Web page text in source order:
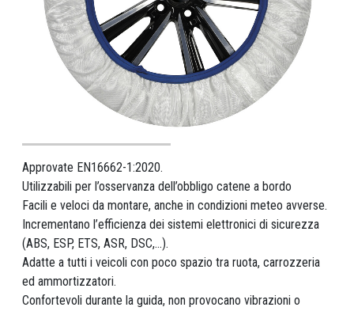
Approvate EN16662-1:2020.
Utilizzabili per l’osservanza dell’obbligo catene a bordo
Facili e veloci da montare, anche in condizioni meteo avverse.
Incrementano l’efficienza dei sistemi elettronici di sicurezza
(ABS, ESP, ETS, ASR, DSC,...).
Adatte a tutti i veicoli con poco spazio tra ruota, carrozzeria
ed ammortizzatori.
Confortevoli durante la guida, non provocano vibrazioni o